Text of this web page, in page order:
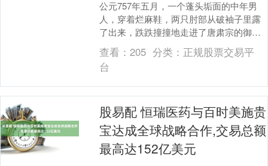
公元757年五月，一个蓬头垢面的中年男
人，穿着烂麻鞋，两只肘部从破袖子里露
了出来，跌跌撞撞地走进了唐肃宗的御
前。 他叫杜甫。 那一年他四十五岁。在长
安被叛军关押....
查看：205 分类： 正规股票交易平
台
股易配 恒瑞医药与百时美施贵
宝达成全球战略合作,交易总额
最高达152亿美元